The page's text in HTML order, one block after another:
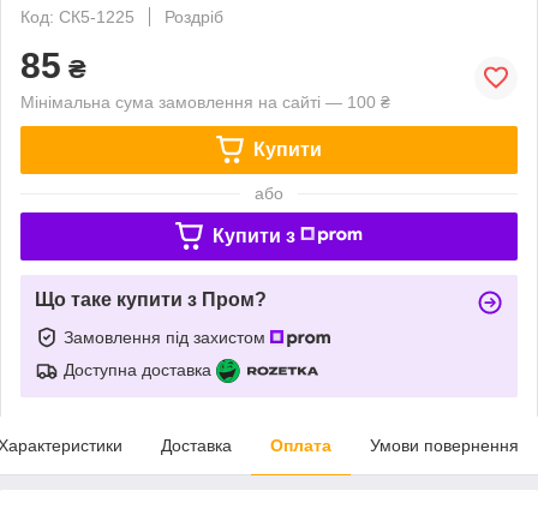
Код: СК5-1225
Роздріб
85 ₴
Мінімальна сума замовлення на сайті — 100 ₴
Купити
або
Купити з
Що таке купити з Пром?
Замовлення під захистом
Доступна доставка
Доставка Оплата Умови повернення